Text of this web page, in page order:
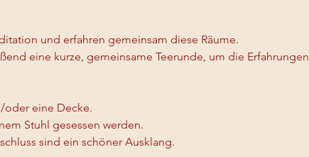
und erfahren gemeinsam diese Räume.
eine kurze, gemeinsame Teerunde, um die Erfahrungen
oder eine Decke.
Stuhl gesessen werden.
sind ein schöner Ausklang.